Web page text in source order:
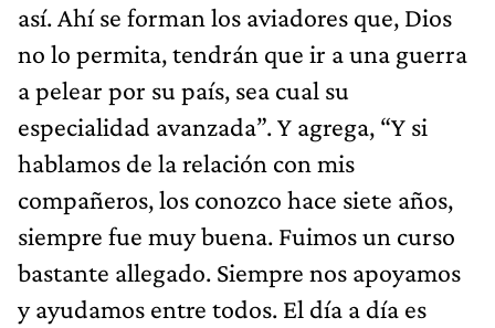
así. Ahí se forman los aviadores que, Dios
no lo permita, tendrán que ir a una guerra
a pelear por su país, sea cual su
especialidad avanzada”. Y agrega, “Y si
hablamos de la relación con mis
compañeros, los conozco hace siete años,
siempre fue muy buena. Fuimos un curso
bastante allegado. Siempre nos apoyamos
y ayudamos entre todos. El día a día es